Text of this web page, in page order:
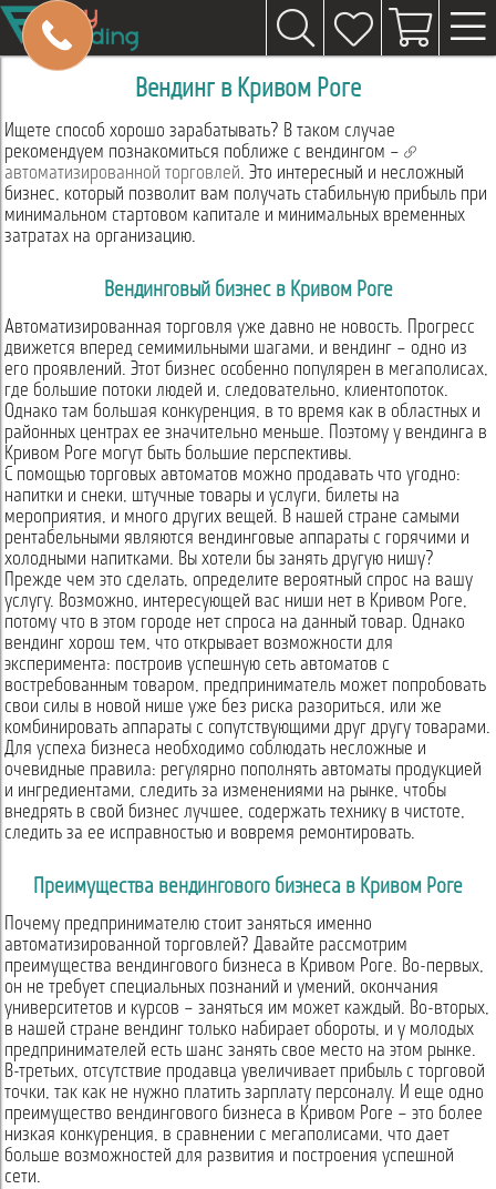
Вендинг в Кривом Роге
Ищете способ хорошо зарабатывать? В таком случае
рекомендуем познакомиться поближе с вендингом –
автоматизированной торговлей. Это интересный и несложный
бизнес, который позволит вам получать стабильную прибыль при
минимальном стартовом капитале и минимальных временных
затратах на организацию.
Вендинговый бизнес в Кривом Роге
Автоматизированная торговля уже давно не новость. Прогресс
движется вперед семимильными шагами, и вендинг – одно из
его проявлений. Этот бизнес особенно популярен в мегаполисах,
где большие потоки людей и, следовательно, клиентопоток.
Однако там большая конкуренция, в то время как в областных и
районных центрах ее значительно меньше. Поэтому у вендинга в
Кривом Роге могут быть большие перспективы.
С помощью торговых автоматов можно продавать что угодно:
напитки и снеки, штучные товары и услуги, билеты на
мероприятия, и много других вещей. В нашей стране самыми
рентабельными являются вендинговые аппараты с горячими и
холодными напитками. Вы хотели бы занять другую нишу?
Прежде чем это сделать, определите вероятный спрос на вашу
услугу. Возможно, интересующей вас ниши нет в Кривом Роге,
потому что в этом городе нет спроса на данный товар. Однако
вендинг хорош тем, что открывает возможности для
эксперимента: построив успешную сеть автоматов с
востребованным товаром, предприниматель может попробовать
свои силы в новой нише уже без риска разориться, или же
комбинировать аппараты с сопутствующими друг другу товарами.
Для успеха бизнеса необходимо соблюдать несложные и
очевидные правила: регулярно пополнять автоматы продукцией
и ингредиентами, следить за изменениями на рынке, чтобы
внедрять в свой бизнес лучшее, содержать технику в чистоте,
следить за ее исправностью и вовремя ремонтировать.
Преимущества вендингового бизнеса в Кривом Роге
Почему предпринимателю стоит заняться именно
автоматизированной торговлей? Давайте рассмотрим
преимущества вендингового бизнеса в Кривом Роге. Во-первых,
он не требует специальных познаний и умений, окончания
университетов и курсов – заняться им может каждый. Во-вторых,
в нашей стране вендинг только набирает обороты, и у молодых
предпринимателей есть шанс занять свое место на этом рынке.
В-третьих, отсутствие продавца увеличивает прибыль с торговой
точки, так как не нужно платить зарплату персоналу. И еще одно
преимущество вендингового бизнеса в Кривом Роге – это более
низкая конкуренция, в сравнении с мегаполисами, что дает
больше возможностей для развития и построения успешной
сети.